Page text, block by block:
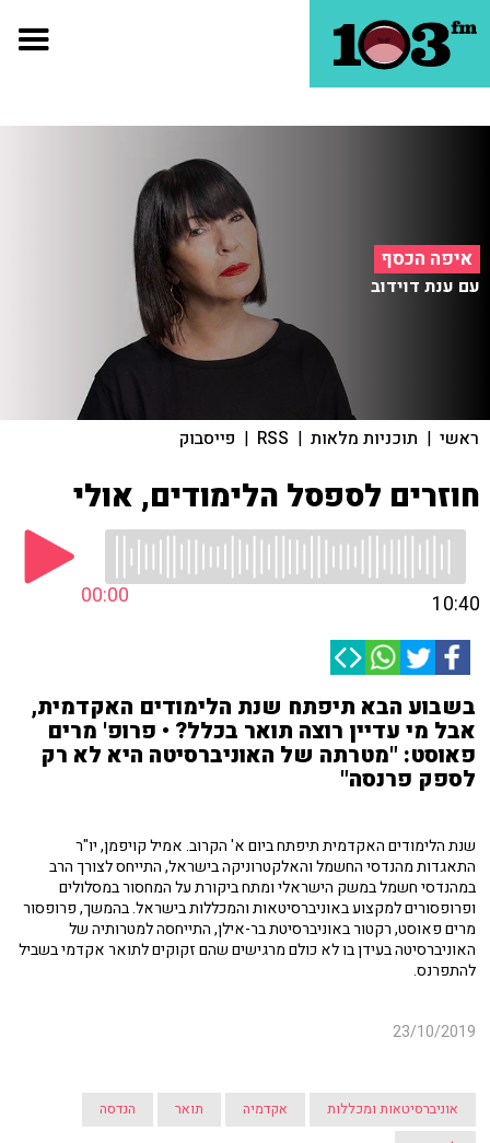
איפה הכסף
עם ענת דוידוב
ראשי | תוכניות מלאות |
RSS
| פייסבוק
חוזרים לספסל הלימודים, אולי
00:00 10:40
בשבוע הבא תיפתח שנת הלימודים האקדמית,
אבל מי עדיין רוצה תואר בכלל? • פרופ' מרים
פאוסט: "מטרתה של האוניברסיטה היא לא רק
לספק פרנסה"
שנת הלימודים האקדמית תיפתח ביום א' הקרוב. אמיל קויפמן, יו"ר
התאגדות מהנדסי החשמל והאלקטרוניקה בישראל, התייחס לצורך הרב
במהנדסי חשמל במשק הישראלי ומתח ביקורת על המחסור במסלולים
ופרופסורים למקצוע באוניברסיטאות והמכללות בישראל. בהמשך, פרופסור
מרים פאוסט, רקטור באוניברסיטת בר-אילן, התייחסה למטרותיה של
האוניברסיטה בעידן בו לא כולם מרגישים שהם זקוקים לתואר אקדמי בשביל
להתפרנס.
23/10/2019
אוניברסיטאות ומכללות אקדמיה תואר
הנדסה